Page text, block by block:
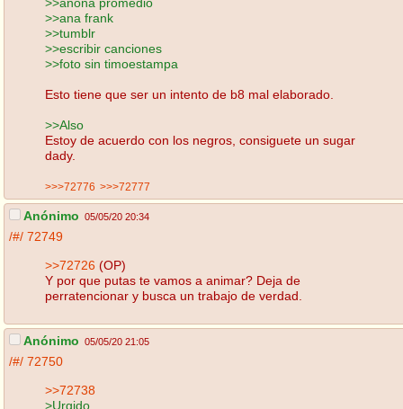
>>ana frank
>>tumblr
>>escribir canciones
>>foto sin timoestampa
Esto tiene que ser un intento de b8 mal elaborado.
>>Also
Estoy de acuerdo con los negros, consiguete un sugar
dady.
>>>72776 >>>72777
Anónimo 05/05/20 20:34
/#/ 72749
>>72726 (OP)
Y por que putas te vamos a animar? Deja de
perratencionar y busca un trabajo de verdad.
Anónimo 05/05/20 21:05
/#/ 72750
>>72738
>Urgido